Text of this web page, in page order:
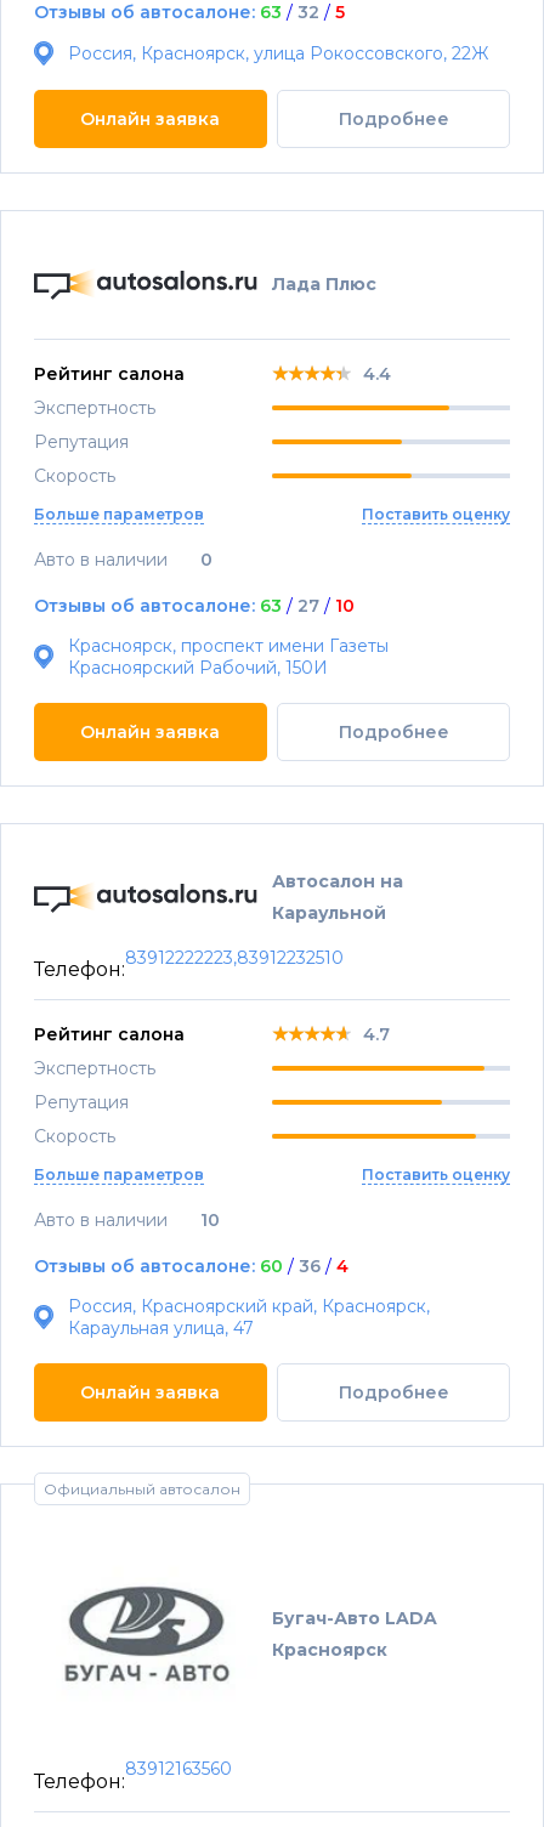
Отзывы об автосалоне: 63 / 32 / 5
Россия, Красноярск, улица Рокоссовского, 22Ж
Онлайн заявка Подробнее
Лада Плюс
Рейтинг салона ★★★★★
★★★★★
★★★★★ 4.4
Экспертность
Репутация
Скорость
Больше параметров Поставить оценку
Авто в наличии 0
Отзывы об автосалоне: 63 / 27 / 10
Красноярск, проспект имени Газеты
Красноярский Рабочий, 150И
Онлайн заявка Подробнее
Автосалон на
Караульной
Телефон:
83912222223,83912232510
Рейтинг салона ★★★★★
★★★★★
★★★★★ 4.7
Экспертность
Репутация
Скорость
Больше параметров Поставить оценку
Авто в наличии 10
Отзывы об автосалоне: 60 / 36 / 4
Россия, Красноярский край, Красноярск,
Караульная улица, 47
Онлайн заявка Подробнее
Официальный автосалон
Бугач-Авто LADA
Красноярск
Телефон:
83912163560